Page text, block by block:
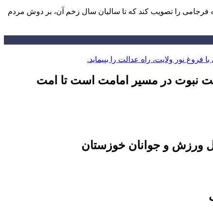
فرجامی را تصویب کند که تا سالیان سال زخم آن، بر دوش مردم
نبوت در مسیر امامت است تا امت
ورزش و جوانان خوزستان